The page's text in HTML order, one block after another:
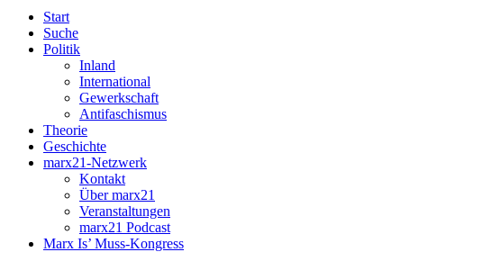
Start
Suche
Politik
Inland
International
Gewerkschaft
Antifaschismus
Theorie
Geschichte
marx21-Netzwerk
Kontakt
Über marx21
Veranstaltungen
marx21 Podcast
Marx Is’ Muss-Kongress